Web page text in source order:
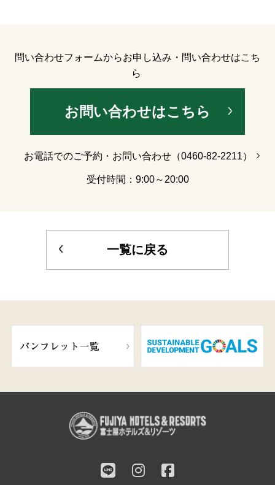
問い合わせフォームからお申し込み・問い合わせはこち
ら
お問い合わせはこちら
お電話でのご予約・お問い合わせ（0460-82-2211）
受付時間：9:00～20:00
一覧に戻る